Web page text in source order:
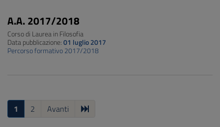
A.A. 2017/2018
Corso di Laurea in Filosofia
Data pubblicazione:01 luglio 2017
Percorso formativo 2017/2018
1 2 Avanti